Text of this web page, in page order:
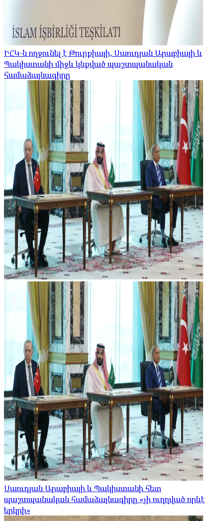
ԻՀԿ-ն ողջունել է Թուրքիայի, Սաուդյան Արաբիայի և
Պակիստանի միջև կնքված պաշտպանական
համաձայնագիրը
Սաուդյան Արաբիայի և Պակիստանի հետ
պաշտպանական համաձայնագիրը «չի ուղղված որևէ
երկրի»